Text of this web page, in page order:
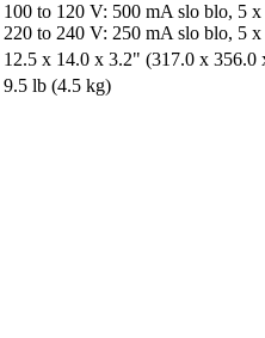
100 to 120 V: 500 mA slo blo, 5
220 to 240 V: 250 mA slo blo, 5
12.5 x 14.0 x 3.2" (317.0 x 356.0
9.5 lb (4.5 kg)